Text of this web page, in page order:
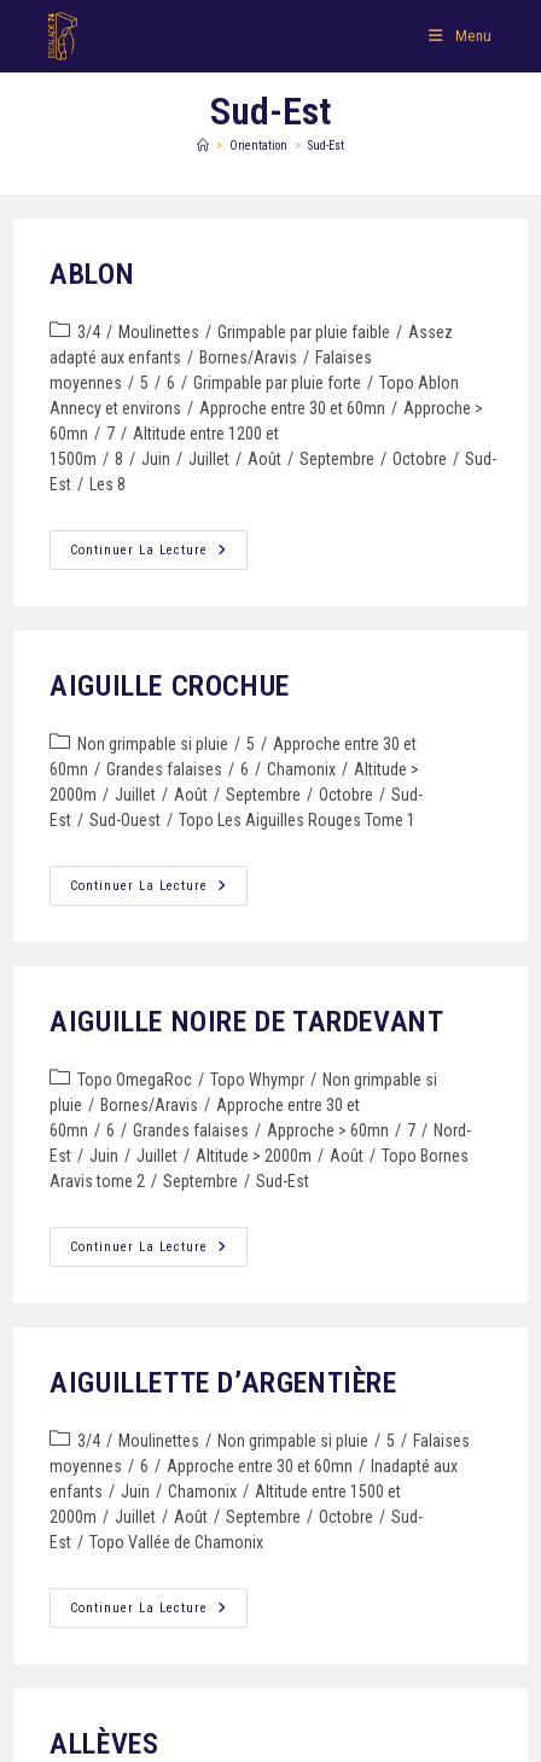
Menu
Sud-Est
> Orientation > Sud-Est
ABLON
3/4 / Moulinettes / Grimpable par pluie faible / Assez
adapté aux enfants / Bornes/Aravis / Falaises
moyennes / 5 / 6 / Grimpable par pluie forte / Topo Ablon
Annecy et environs / Approche entre 30 et 60mn / Approche >
60mn / 7 / Altitude entre 1200 et
1500m / 8 / Juin / Juillet / Août / Septembre / Octobre / Sud-
Est / Les 8
Continuer La Lecture
AIGUILLE CROCHUE
Non grimpable si pluie / 5 / Approche entre 30 et
60mn / Grandes falaises / 6 / Chamonix / Altitude >
2000m / Juillet / Août / Septembre / Octobre / Sud-
Est / Sud-Ouest / Topo Les Aiguilles Rouges Tome 1
Continuer La Lecture
AIGUILLE NOIRE DE TARDEVANT
Topo OmegaRoc / Topo Whympr / Non grimpable si
pluie / Bornes/Aravis / Approche entre 30 et
60mn / 6 / Grandes falaises / Approche > 60mn / 7 / Nord-
Est / Juin / Juillet / Altitude > 2000m / Août / Topo Bornes
Aravis tome 2 / Septembre / Sud-Est
Continuer La Lecture
AIGUILLETTE D’ARGENTIÈRE
3/4 / Moulinettes / Non grimpable si pluie / 5 / Falaises
moyennes / 6 / Approche entre 30 et 60mn / Inadapté aux
enfants / Juin / Chamonix / Altitude entre 1500 et
2000m / Juillet / Août / Septembre / Octobre / Sud-
Est / Topo Vallée de Chamonix
Continuer La Lecture
ALLÈVES